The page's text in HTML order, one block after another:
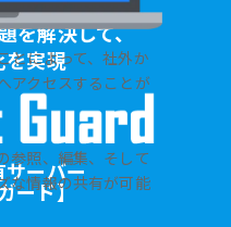
【コネクトガード】
を解決して、
を実現
サーバー
ード】
とによって、社外か
アクセスすることが
参照、編集、そして
な情報の共有が可能